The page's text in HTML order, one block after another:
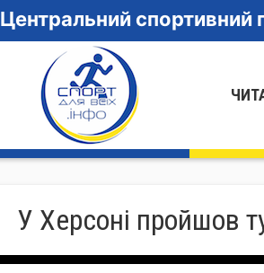
Центральний спортивний
У Херсоні пройшов